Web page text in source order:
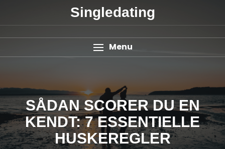
Singledating
Menu
SÅDAN SCORER DU EN
KENDT: 7 ESSENTIELLE
HUSKEREGLER